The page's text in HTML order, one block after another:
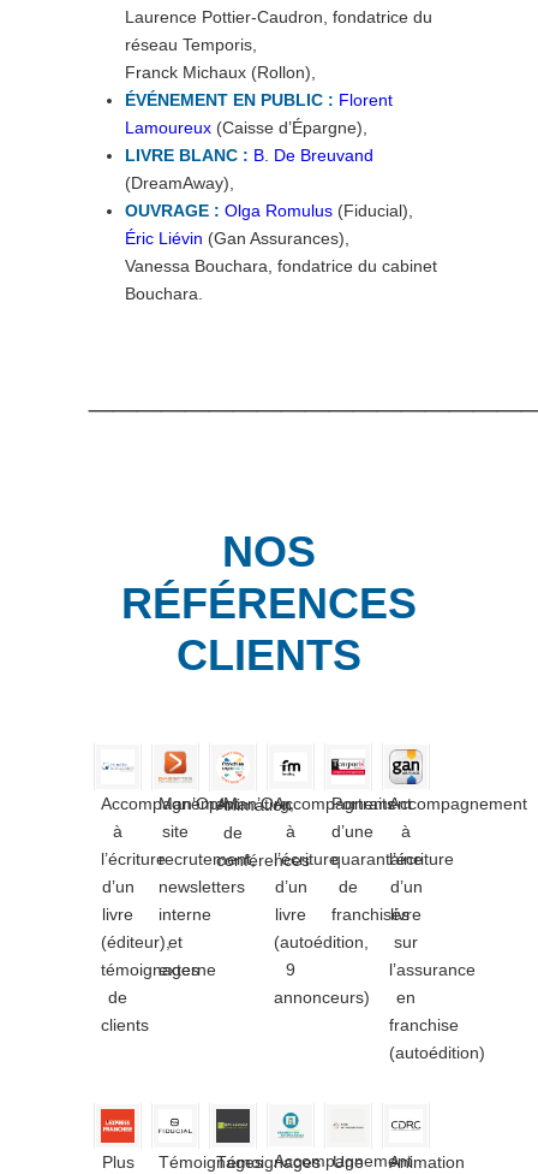
Laurence Pottier-Caudron, fondatrice du
réseau Temporis,
Franck Michaux (Rollon),
ÉVÉNEMENT EN PUBLIC : Florent
Lamoureux (Caisse d’Épargne),
LIVRE BLANC : B. De Breuvand
(DreamAway),
OUVRAGE : Olga Romulus (Fiducial),
Éric Liévin (Gan Assurances),
Vanessa Bouchara, fondatrice du cabinet
Bouchara.
NOS
RÉFÉRENCES
CLIENTS
Accompagnement
à
l’écriture
d’un
livre
(éditeur),
témoignages
de
clients
Man’Op/Man’Org,
site
recrutement,
newsletters
interne
et
externe
Animation
de
conférences
Accompagnement
à
l’écriture
d’un
livre
(autoédition,
9
annonceurs)
Portraits
d’une
quarantaine
de
franchisés
Accompagnement
à
l’écriture
d’un
livre
sur
l’assurance
en
franchise
(autoédition)
Plus
TémoignagesTémoignagesAccompagnement
Une
Animation